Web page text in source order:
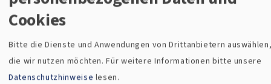
i
Cookies
Bitte die Dienste und Anwendungen von Drittanbietern
die wir nutzen möchten.Für weitere Informationen bitte unsere
Datenschutzhinweise lesen.